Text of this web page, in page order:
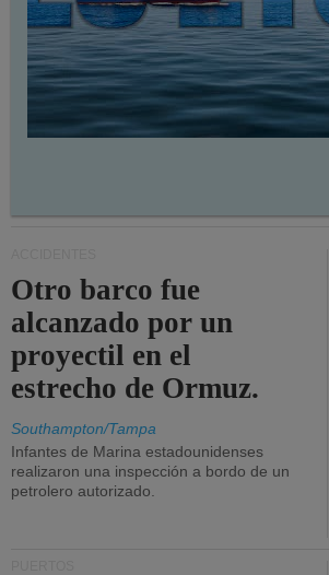
Otro barco fue
alcanzado por un
proyectil en el
estrecho de Ormuz.
Southampton/Tampa
Infantes de Marina estadounidenses
realizaron una inspección a bordo de un
petrolero autorizado.